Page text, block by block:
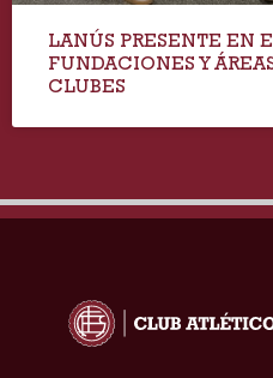
LANÚS PRESENTE EN
FUNDACIONES Y
CLUBES